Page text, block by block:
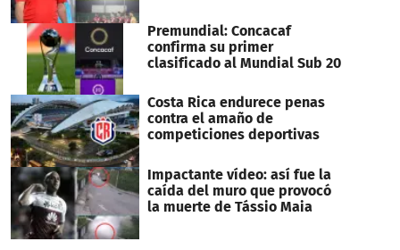
Premundial: Concacaf
confirma su primer
clasificado al Mundial Sub 20
Costa Rica endurece penas
contra el amaño de
competiciones deportivas
Impactante vídeo: así fue la
caída del muro que provocó
la muerte de Tássio Maia